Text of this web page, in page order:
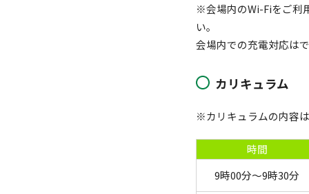
※会場内のWi-Fiをご利
い。
会場内での充電対応は
カリキュラム
※カリキュラムの内容
時間
9時00分～9時30分